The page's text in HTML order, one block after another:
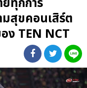
มสุขคอนเสิร์ต
ง TEN NCT